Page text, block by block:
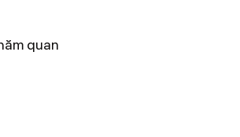
quan